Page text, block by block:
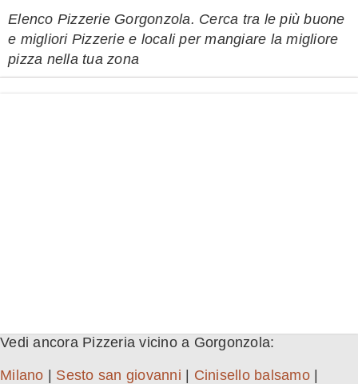
Elenco Pizzerie Gorgonzola. Cerca tra le più buone
e migliori Pizzerie e locali per mangiare la migliore
pizza nella tua zona
Vedi ancora Pizzeria vicino a Gorgonzola:
Milano Sesto san giovanni Cinisello balsamo|